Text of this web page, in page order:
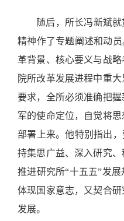
随后，所长冯新斌
精神作了专题阐述和动
革背景、核心要义与战
院所改革发展进程中重
要求，全所必须准确把
军的使命定位，自觉将
部署上来。他特别指出
持集思广益、深入研究
推进研究所“十五五”发
体现国家意志，又契合
发展。